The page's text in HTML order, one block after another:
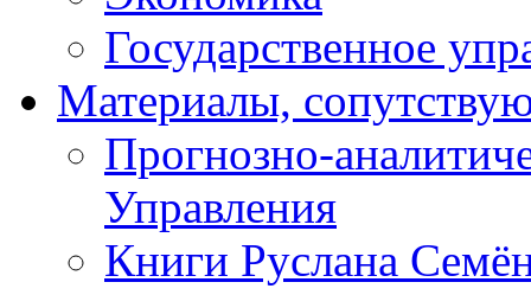
Государственное
Материалы,
Прогнозно-
Управления
Книги Руслана